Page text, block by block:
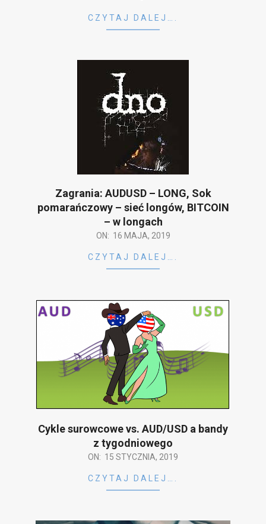
CZYTAJ DALEJ….
Zagrania: AUDUSD – LONG, Sok
pomarańczowy – sieć longów, BITCOIN
– w longach
ON: 16 MAJA, 2019
CZYTAJ DALEJ….
Cykle surowcowe vs. AUD/USD a bandy
z tygodniowego
ON: 15 STYCZNIA, 2019
CZYTAJ DALEJ….